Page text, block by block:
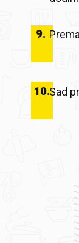
9.
10.Sad